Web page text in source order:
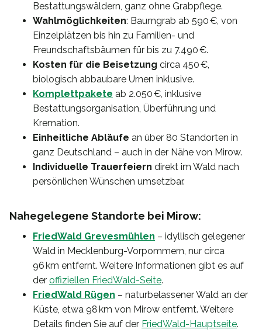
Bestattungswäldern, ganz ohne Grabpflege.
Wahlmöglichkeiten: Baumgrab ab 590 €, von
Einzelplätzen bis hin zu Familien- und
Freundschaftsbäumen für bis zu 7.490 €.
Kosten für die Beisetzung circa 450 €,
biologisch abbaubare Urnen inklusive.
Komplettpakete ab 2.050 €, inklusive
Bestattungsorganisation, Überführung und
Kremation.
Einheitliche Abläufe an über 80 Standorten in
ganz Deutschland – auch in der Nähe von Mirow.
Individuelle Trauerfeiern direkt im Wald nach
persönlichen Wünschen umsetzbar.
Nahegelegene Standorte bei Mirow:
FriedWald Grevesmühlen – idyllisch gelegener
Wald in Mecklenburg-Vorpommern, nur circa
96 km entfernt. Weitere Informationen gibt es auf
der offiziellen FriedWald-Seite.
FriedWald Rügen – naturbelassener Wald an der
Küste, etwa 98 km von Mirow entfernt. Weitere
Details finden Sie auf der FriedWald-Hauptseite.